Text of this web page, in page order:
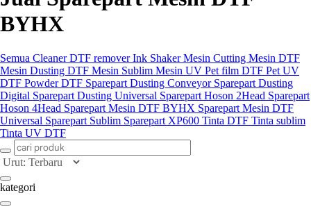
BYHX
Semua CleanerDTF removerInk ShakerMesin Cutting Mesin DTF
Mesin Dusting DTF Mesin Sublim Mesin UV Pet film DTF Pet UV
DTF Powder DTF Sparepart Dusting Conveyor Sparepart Dusting
Digital Sparepart Dusting Universal Sparepart Hoson 2Head Sparepart
Hoson 4Head Sparepart Mesin DTF BYHX Sparepart Mesin DTF
Universal Sparepart Sublim Sparepart XP600 Tinta DTF Tinta sublim
Tinta UV DTF
kategori